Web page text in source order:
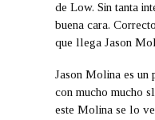
de Low. Sin tanta
buena cara.
que llega Jason
Jason Molina es un
con mucho mucho
este Molina se lo